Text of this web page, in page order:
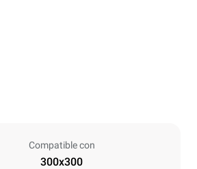
Compatible con
300x300